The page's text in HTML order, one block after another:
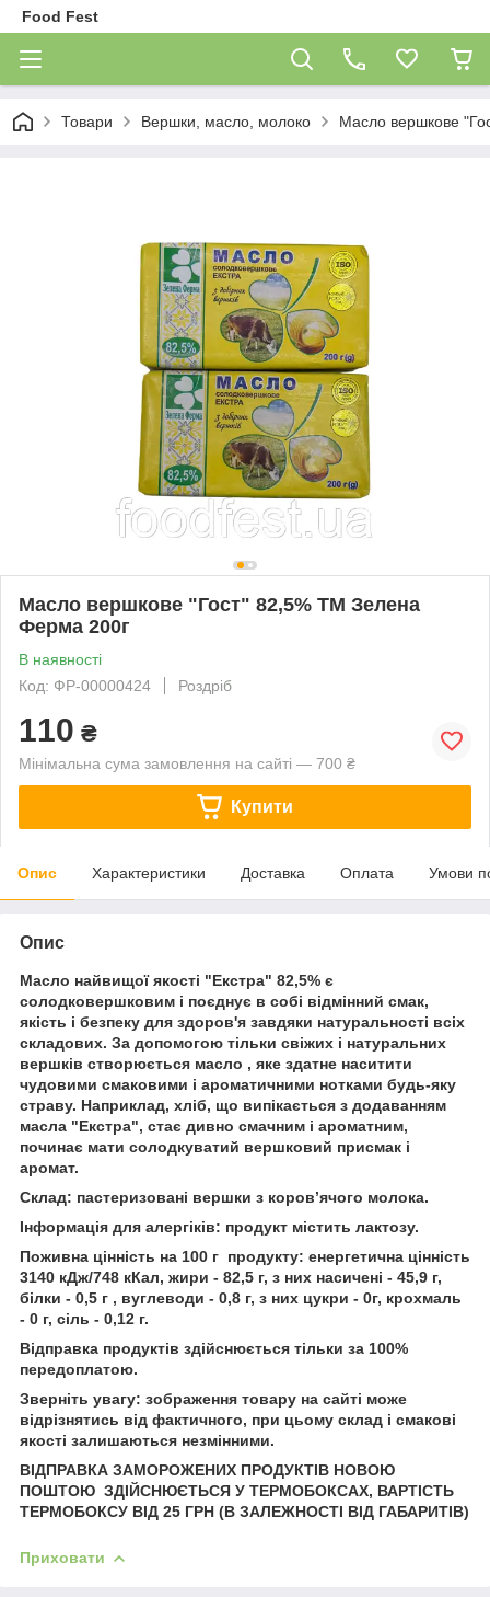
Food Fest
Товари Вершки, масло, молоко Масло вершкове
Масло вершкове "Гост" 82,5% ТМ Зелена
Ферма 200г
В наявності
Код: ФР-00000424
Роздріб
110 ₴
Мінімальна сума замовлення на сайті — 700 ₴
Купити
Опис Характеристики Доставка Оплата Умови
Опис
Масло найвищої якості "Екстра" 82,5% є
солодковершковим і поєднує в собі відмінний смак,
якість і безпеку для здоров'я завдяки натуральності всіх
складових. За допомогою тільки свіжих і натуральних
вершків створюється масло , яке здатне наситити
чудовими смаковими і ароматичними нотками будь-яку
страву. Наприклад, хліб, що випікається з додаванням
масла "Екстра", стає дивно смачним і ароматним,
починає мати солодкуватий вершковий присмак і
аромат.
Склад: пастеризовані вершки з коров’ячого молока.
Інформація для алергіків: продукт містить лактозу.
Поживна цінність на 100 г продукту: енергетична цінність
3140 кДж/748 кКал, жири - 82,5 г, з них насичені - 45,9 г,
білки - 0,5 г , вуглеводи - 0,8 г, з них цукри - 0г, крохмаль
- 0 г, сіль - 0,12 г.
Відправка продуктів здійснюється тільки за 100%
передоплатою.
Зверніть увагу: зображення товару на сайті може
відрізнятись від фактичного, при цьому склад і смакові
якості залишаються незмінними.
ВІДПРАВКА ЗАМОРОЖЕНИХ ПРОДУКТІВ НОВОЮ
ПОШТОЮ ЗДІЙСНЮЄТЬСЯ У ТЕРМОБОКСАХ, ВАРТІСТЬ
ТЕРМОБОКСУ ВІД 25 ГРН (В ЗАЛЕЖНОСТІ ВІД ГАБАРИТІВ)
Приховати